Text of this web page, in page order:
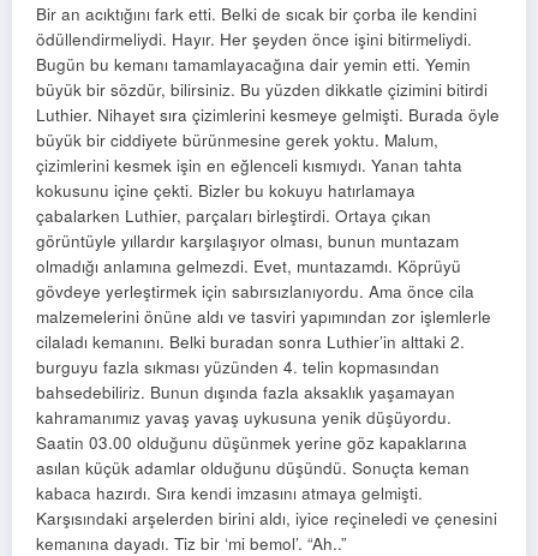
Bir an acıktığını fark etti. Belki de sıcak bir çorba ile kendini
ödüllendirmeliydi. Hayır. Her şeyden önce işini bitirmeliydi.
Bugün bu kemanı tamamlayacağına dair yemin etti. Yemin
büyük bir sözdür, bilirsiniz. Bu yüzden dikkatle çizimini bitirdi
Luthier. Nihayet sıra çizimlerini kesmeye gelmişti. Burada öyle
büyük bir ciddiyete bürünmesine gerek yoktu. Malum,
çizimlerini kesmek işin en eğlenceli kısmıydı. Yanan tahta
kokusunu içine çekti. Bizler bu kokuyu hatırlamaya
çabalarken Luthier, parçaları birleştirdi. Ortaya çıkan
görüntüyle yıllardır karşılaşıyor olması, bunun muntazam
olmadığı anlamına gelmezdi. Evet, muntazamdı. Köprüyü
gövdeye yerleştirmek için sabırsızlanıyordu. Ama önce cila
malzemelerini önüne aldı ve tasviri yapımından zor işlemlerle
cilaladı kemanını. Belki buradan sonra Luthier’in alttaki 2.
burguyu fazla sıkması yüzünden 4. telin kopmasından
bahsedebiliriz. Bunun dışında fazla aksaklık yaşamayan
kahramanımız yavaş yavaş uykusuna yenik düşüyordu.
Saatin 03.00 olduğunu düşünmek yerine göz kapaklarına
asılan küçük adamlar olduğunu düşündü. Sonuçta keman
kabaca hazırdı. Sıra kendi imzasını atmaya gelmişti.
Karşısındaki arşelerden birini aldı, iyice reçineledi ve çenesini
kemanına dayadı. Tiz bir ‘mi bemol’. “Ah..”